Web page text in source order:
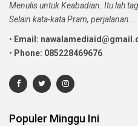
Menulis untuk Keabadian. Itu lah
Selain kata-kata Pram, perjalanan...
• Email:
• Phone: 085228469676
Populer Minggu Ini